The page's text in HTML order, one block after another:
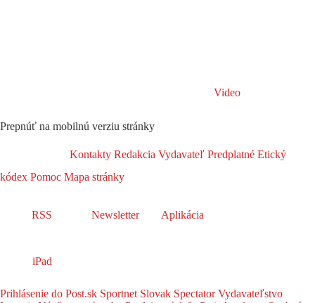
Video
Prepnúť na mobilnú verziu stránky
Kontakty Redakcia Vydavateľ Predplatné Etický
kódex Pomoc Mapa stránky
RSS Newsletter Aplikácia
iPad
Prihlásenie do Post.sk Sportnet Slovak SpectatorVydavateľstvo